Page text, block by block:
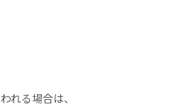
れる場合は、